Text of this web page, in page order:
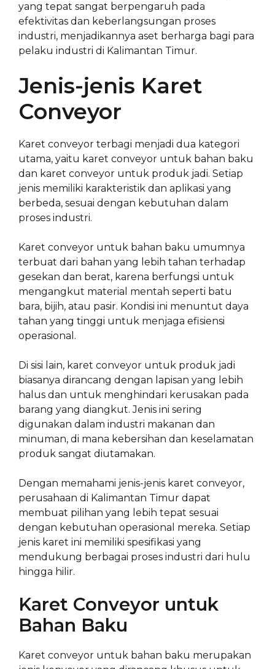
yang tepat sangat berpengaruh pada
efektivitas dan keberlangsungan proses
industri, menjadikannya aset berharga bagi para
pelaku industri di Kalimantan Timur.
Jenis-jenis Karet
Conveyor
Karet conveyor terbagi menjadi dua kategori
utama, yaitu karet conveyor untuk bahan baku
dan karet conveyor untuk produk jadi. Setiap
jenis memiliki karakteristik dan aplikasi yang
berbeda, sesuai dengan kebutuhan dalam
proses industri.
Karet conveyor untuk bahan baku umumnya
terbuat dari bahan yang lebih tahan terhadap
gesekan dan berat, karena berfungsi untuk
mengangkut material mentah seperti batu
bara, bijih, atau pasir. Kondisi ini menuntut daya
tahan yang tinggi untuk menjaga efisiensi
operasional.
Di sisi lain, karet conveyor untuk produk jadi
biasanya dirancang dengan lapisan yang lebih
halus dan untuk menghindari kerusakan pada
barang yang diangkut. Jenis ini sering
digunakan dalam industri makanan dan
minuman, di mana kebersihan dan keselamatan
produk sangat diutamakan.
Dengan memahami jenis-jenis karet conveyor,
perusahaan di Kalimantan Timur dapat
membuat pilihan yang lebih tepat sesuai
dengan kebutuhan operasional mereka. Setiap
jenis karet ini memiliki spesifikasi yang
mendukung berbagai proses industri dari hulu
hingga hilir.
Karet Conveyor untuk
Bahan Baku
Karet conveyor untuk bahan baku merupakan